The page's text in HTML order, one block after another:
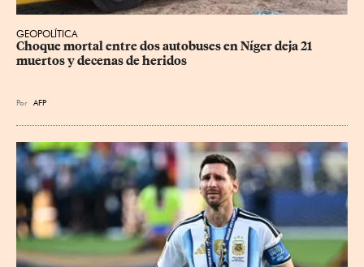
GEOPOLÍTICA
Choque mortal entre dos autobuses en Níger deja 21
muertos y decenas de heridos
Por AFP